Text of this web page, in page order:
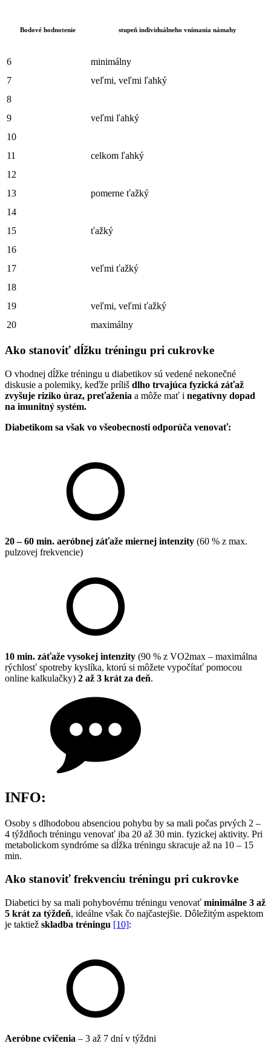
Bodové hodnotenie stupeň individuálneho vnímania námahy
6
minimálny
7
veľmi, veľmi ľahký
8
9
veľmi ľahký
10
11
celkom ľahký
12
13
pomerne ťažký
14
15
ťažký
16
17
veľmi ťažký
18
19
veľmi, veľmi ťažký
20
maximálny
Ako stanoviť dĺžku tréningu pri cukrovke
O vhodnej dĺžke tréningu u diabetikov sú vedené nekonečné
diskusie a polemiky, keďže príliš dlho trvajúca fyzická záťaž
zvyšuje riziko úraz, preťaženia a môže mať i negatívny dopad
na imunitný systém.
Diabetikom sa však vo všeobecnosti odporúča venovať:
20 – 60 min. aeróbnej záťaže miernej intenzity (60 % z max.
pulzovej frekvencie)
10 min. záťaže vysokej intenzity (90 % z VO2max – maximálna
rýchlosť spotreby kyslíka, ktorú si môžete vypočítať pomocou
online kalkulačky) 2 až 3 krát za deň.
INFO:
Osoby s dlhodobou absenciou pohybu by sa mali počas prvých 2 –
4 týždňoch tréningu venovať iba 20 až 30 min. fyzickej aktivity. Pri
metabolickom syndróme sa dĺžka tréningu skracuje až na 10 – 15
min.
Ako stanoviť frekvenciu tréningu pri cukrovke
Diabetici by sa mali pohybovému tréningu venovať minimálne 3 až
5 krát za týždeň, ideálne však čo najčastejšie. Dôležitým aspektom
je taktiež skladba tréningu [10]:
Aeróbne cvičenia – 3 až 7 dní v týždni